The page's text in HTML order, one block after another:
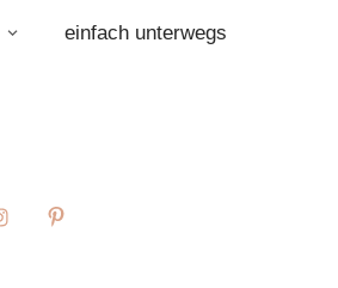
einfach unterwegs